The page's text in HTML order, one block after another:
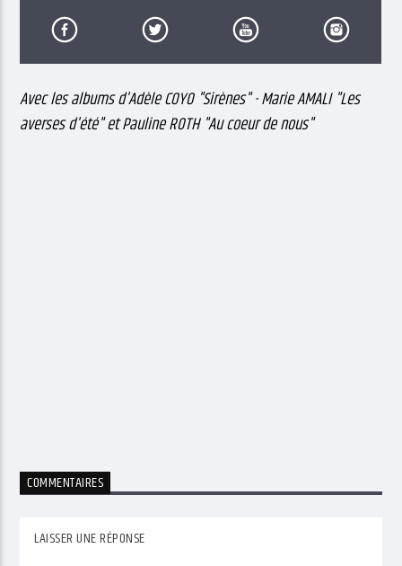
Avec les albums d'Adèle COYO "Sirènes" - Marie AMALI "Les
averses d'été" et Pauline ROTH "Au coeur de nous"
COMMENTAIRES
LAISSER UNE RÉPONSE